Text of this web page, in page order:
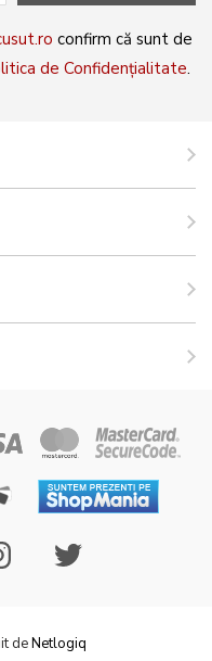
confirm că sunt de
de Confidențialitate.
deNetlogiq